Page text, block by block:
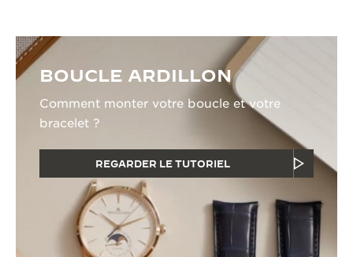
BOUCLE ARDILLON
Comment monter votre boucle et votre
bracelet ?
REGARDER LE TUTORIEL